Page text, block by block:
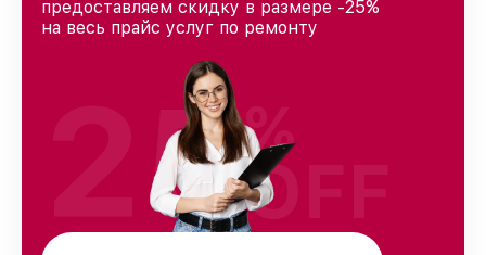
предоставляем скидку в размере -25%
на весь прайс услуг по ремонту
25%
OFF